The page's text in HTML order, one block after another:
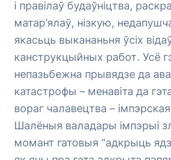
і правілаў будаўніцтва,
матар’ялаў, нізкую,
якасьць выкананьня ўсіх
канструкцыйных работ. Усё
непазьбежна прывядзе да
катастрофы – менавіта да
вораг чалавецтва –
Шалёныя валадары імпэрыі
момант гатовыя “адкрыць